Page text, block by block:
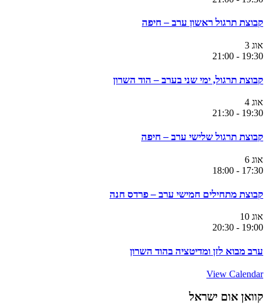
קבוצת תרגול ראשון ערב – חיפה
אוג 3
19:30
-
21:00
קבוצת תרגול, ימי שני בערב – הוד השרון
אוג 4
19:30
-
21:30
קבוצת תרגול שלישי ערב – חיפה
אוג 6
17:30
-
18:00
קבוצת מתחילים חמישי ערב – פרדס חנה
אוג 10
19:00
-
20:30
ערב מבוא לזן ומדיטציה בהוד השרון
View Calendar
קוואן אום ישראל